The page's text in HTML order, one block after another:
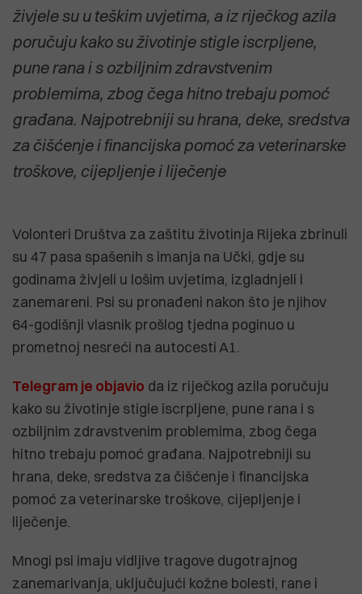
živjele su u teškim uvjetima, a iz riječkog azila
poručuju kako su životinje stigle iscrpljene,
pune rana i s ozbiljnim zdravstvenim
problemima, zbog čega hitno trebaju pomoć
građana. Najpotrebniji su hrana, deke, sredstva
za čišćenje i financijska pomoć za veterinarske
troškove, cijepljenje i liječenje
Volonteri Društva za zaštitu životinja Rijeka zbrinuli
su 47 pasa spašenih s imanja na Učki, gdje su
godinama živjeli u lošim uvjetima, izgladnjeli i
zanemareni. Psi su pronađeni nakon što je njihov
64-godišnji vlasnik prošlog tjedna poginuo u
prometnoj nesreći na autocesti A1.
Telegram je objavio da iz riječkog azila poručuju
kako su životinje stigle iscrpljene, pune rana i s
ozbiljnim zdravstvenim problemima, zbog čega
hitno trebaju pomoć građana. Najpotrebniji su
hrana, deke, sredstva za čišćenje i financijska
pomoć za veterinarske troškove, cijepljenje i
liječenje.
Mnogi psi imaju vidljive tragove dugotrajnog
zanemarivanja, uključujući kožne bolesti, rane i